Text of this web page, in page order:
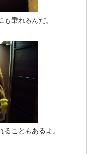
も乗れるんだ。
こともあるよ。